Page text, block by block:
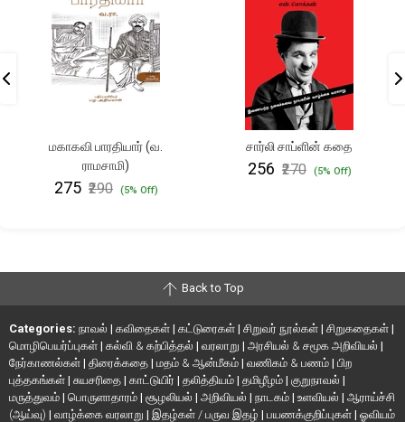
மகாகவி பாரதியார் (வ.
ராமசாமி)
₹275 ₹290 (5% Off)
சார்லி சாப்ளின் கதை
₹256 ₹270 (5% Off)
Back to Top
Categories: நாவல் | கவிதைகள் | கட்டுரைகள் | சிறுவர் நூல்கள் | சிறுகதைகள் |
மொழிபெயர்ப்புகள் | கல்வி & கற்பித்தல் | வரலாறு | அரசியல் & சமூக அறிவியல் |
நேர்காணல்கள் | திரைக்கதை | மதம் & ஆன்மீகம் | வணிகம் & பணம் | பிற
புத்தகங்கள் | சுயசரிதை | காட்டுயிர் | தலித்தியம் | தமிழீழம் | குறுநாவல் |
மருத்துவம் | பொருளாதாரம் | சூழலியல் | அறிவியல் | நாடகம் | உளவியல் | ஆராய்ச்சி
(ஆய்வு) | வாழ்க்கை வரலாறு | இதழ்கள் / பருவ இதழ் | பயணக்குறிப்புகள் | ஓவியம்